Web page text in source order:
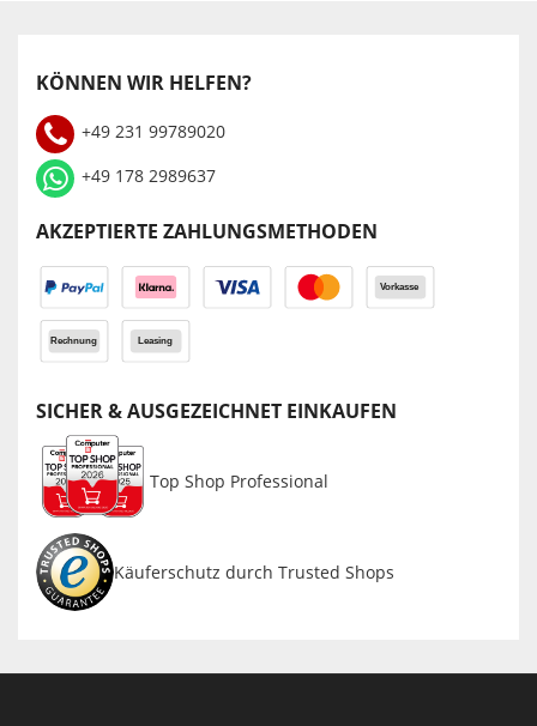
KÖNNEN WIR HELFEN?
+49 231 99789020
+49 178 2989637
AKZEPTIERTE ZAHLUNGSMETHODEN
SICHER & AUSGEZEICHNET EINKAUFEN
Top Shop Professional
Käuferschutz durch Trusted Shops